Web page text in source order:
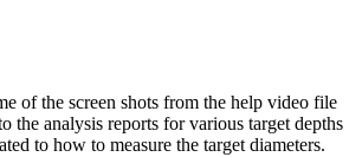
of the screen shots from the help video file
the analysis reports for various target depths
to how to measure the target diameters.